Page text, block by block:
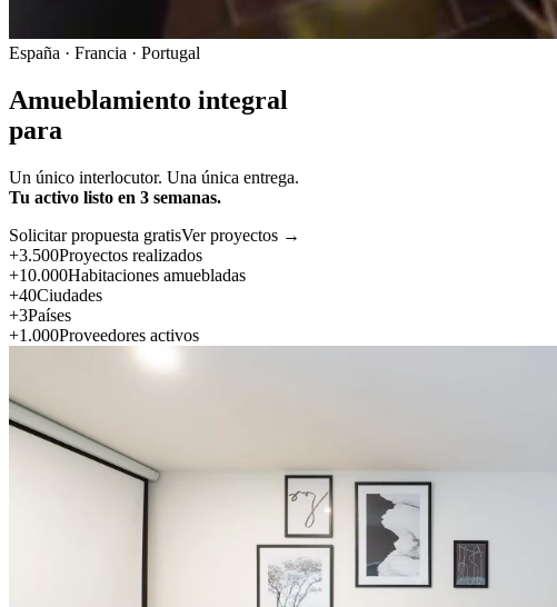
España · Francia · Portugal
Amueblamiento integral
para
Un único interlocutor. Una única entrega.
Tu activo listo en 3 semanas.
Solicitar propuesta gratisVer proyectos →
+3.500Proyectos realizados
+10.000Habitaciones amuebladas
+40Ciudades
+3Países
+1.000Proveedores activos